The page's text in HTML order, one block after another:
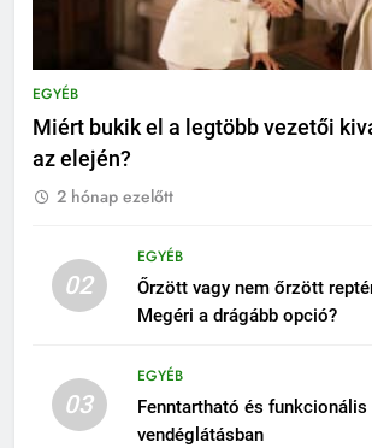
EGYÉB
Miért bukik el a legtöbb vezetői
az elején?
2 hónap ezelőtt
02
EGYÉB
Őrzött vagy nem őrzött
Megéri a drágább opció?
03
EGYÉB
Fenntartható és
vendéglátásban